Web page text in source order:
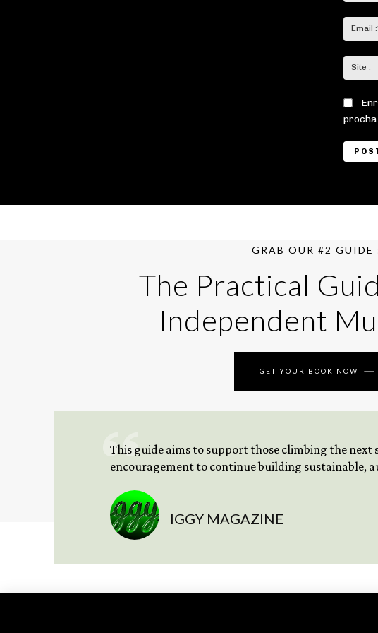
GRAB OUR #2 GUIDE
The Practical
Independent
GET YOUR BOOK NOW
This guide aims to support those climbing the
encouragement to continue building sustainable,
IGGY MAGAZINE